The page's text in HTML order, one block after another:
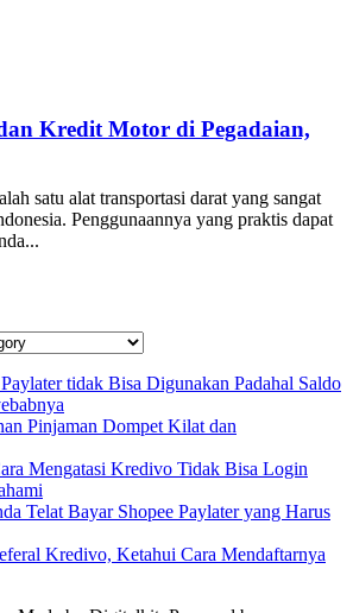
Kredit Motor di Pegadaian,
satu alat transportasi darat yang sangat
Penggunaannya yang praktis dapat
tidak Bisa Digunakan Padahal Saldo
Pinjaman Dompet Kilat dan
Mengatasi Kredivo Tidak Bisa Login
Telat Bayar Shopee Paylater yang Harus
Kredivo, Ketahui Cara Mendaftarnya